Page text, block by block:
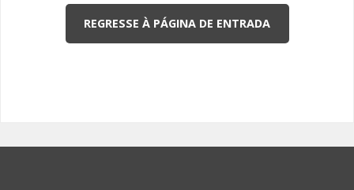
REGRESSE À PÁGINA DE ENTRADA